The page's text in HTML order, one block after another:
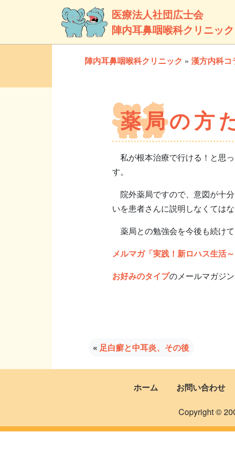
医療法人社団広士会
陣内耳鼻咽喉科クリニック
陣内耳鼻咽喉科クリニック » 漢方内科コ
薬局の方
私が根本治療で行ける！と思
す。
院外薬局ですので、意図が十
いを患者さんに説明しなくてはな
薬局との勉強会を今後も続け
メルマガ「実践！新ロハス生活
お好みのタイプのメールマガジ
« 足白癬と中耳炎、その後
ホーム お問い合わせ
Copyright ©